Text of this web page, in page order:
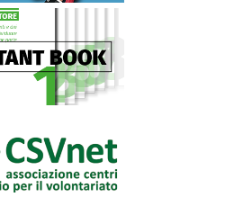
Nasce a Varese il portale web
per la solidarietà